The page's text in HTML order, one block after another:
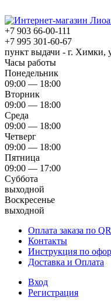
+7 903 66-00-111
+7 995 301-60-67
пункт выдачи - г. Химки,
Часы работы
Понедельник
09:00 — 18:00
Вторник
09:00 — 18:00
Среда
09:00 — 18:00
Четверг
09:00 — 18:00
Пятница
09:00 — 17:00
Суббота
выходной
Воскресенье
выходной
Оплата заказа по
Контакты
Инструкция по
Доставка и Оплата
Вход
Регистрация